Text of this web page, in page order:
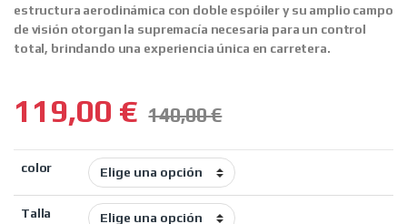
estructura aerodinámica con doble espóiler y su amplio campo
de visión otorgan la supremacía necesaria para un control
total, brindando una experiencia única en carretera.
119,00 € 140,00€
color
Talla